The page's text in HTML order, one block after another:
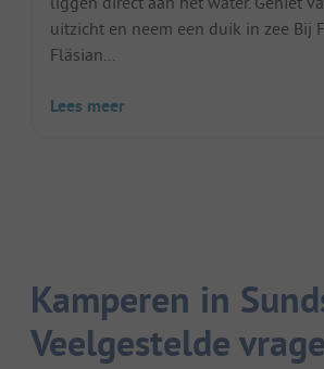
uitzicht en neem een duik in zee Bij
Fläsian...
Lees meer
Kamperen in
Veelgestelde